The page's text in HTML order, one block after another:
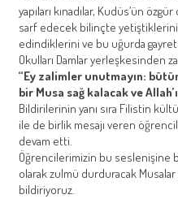
yapıları kınadılar, Kudüs’ün
sarf edecek bilinçte
edindiklerini ve bu uğurda
Okulları Damlar yerleşkesinden
“Ey zalimler unutmayın:
bir Musa sağ kalacak ve
Bildirilerinin yanı sıra Filistin
ile de birlik mesajı veren
devam etti.
Öğrencilerimizin bu seslenişine
olarak zulmü durduracak
bildiriyoruz.